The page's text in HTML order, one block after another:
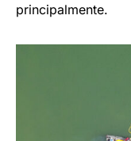
principalmente.